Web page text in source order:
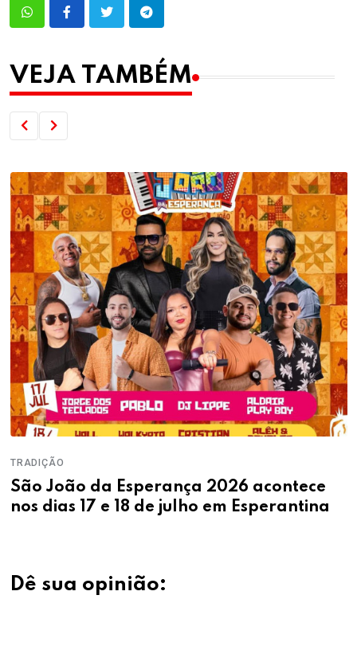
VEJA TAMBÉM
TRADIÇÃO
São João da Esperança 2026 acontece
nos dias 17 e 18 de julho em Esperantina
Dê sua opinião: